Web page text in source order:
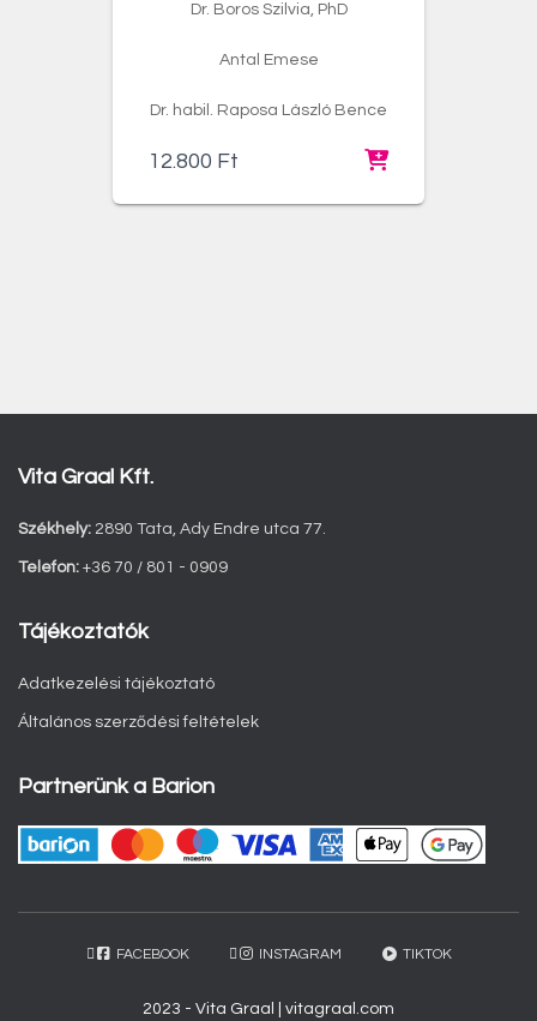
Dr. Boros Szilvia, PhD
Antal Emese
Dr. habil. Raposa László Bence
12.800 Ft
Vita Graal Kft.
Székhely: 2890 Tata, Ady Endre utca 77.
Telefon: +36 70 / 801 - 0909
Tájékoztatók
Adatkezelési tájékoztató
Általános szerződési feltételek
Partnerünk a Barion
FACEBOOK INSTAGRAM TIKTOK
2023 - Vita Graal | vitagraal.com